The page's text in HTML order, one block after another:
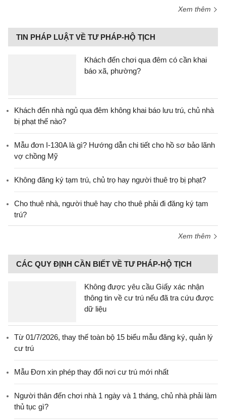
Xem thêm
TIN PHÁP LUẬT VỀ TƯ PHÁP-HỘ TỊCH
Khách đến chơi qua đêm có cần khai
báo xã, phường?
Khách đến nhà ngủ qua đêm không khai báo lưu trú, chủ nhà
bị phạt thế nào?
Mẫu đơn I-130A là gì? Hướng dẫn chi tiết cho hồ sơ bảo lãnh
vợ chồng Mỹ
Không đăng ký tạm trú, chủ trọ hay người thuê trọ bị phạt?
Cho thuê nhà, người thuê hay cho thuê phải đi đăng ký tạm
trú?
Xem thêm
CÁC QUY ĐỊNH CẦN BIẾT VỀ TƯ PHÁP-HỘ TỊCH
Không được yêu cầu Giấy xác nhận
thông tin về cư trú nếu đã tra cứu được
dữ liệu
Từ 01/7/2026, thay thế toàn bộ 15 biểu mẫu đăng ký, quản lý
cư trú
Mẫu Đơn xin phép thay đổi nơi cư trú mới nhất
Người thân đến chơi nhà 1 ngày và 1 tháng, chủ nhà phải làm
thủ tục gì?